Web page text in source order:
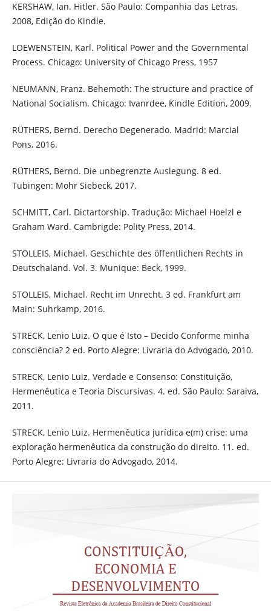
KERSHAW, Ian. Hitler. São Paulo: Companhia das Letras,
2008, Edição do Kindle.
LOEWENSTEIN, Karl. Political Power and the Governmental
Process. Chicago: University of Chicago Press, 1957
NEUMANN, Franz. Behemoth: The structure and practice of
National Socialism. Chicago: Ivanrdee, Kindle Edition, 2009.
RÜTHERS, Bernd. Derecho Degenerado. Madrid: Marcial
Pons, 2016.
RÜTHERS, Bernd. Die unbegrenzte Auslegung. 8 ed.
Tubingen: Mohr Siebeck, 2017.
SCHMITT, Carl. Dictartorship. Tradução: Michael Hoelzl e
Graham Ward. Cambrigde: Polity Press, 2014.
STOLLEIS, Michael. Geschichte des öffentlichen Rechts in
Deutschaland. Vol. 3. Munique: Beck, 1999.
STOLLEIS, Michael. Recht im Unrecht. 3 ed. Frankfurt am
Main: Suhrkamp, 2016.
STRECK, Lenio Luiz. O que é Isto – Decido Conforme minha
consciência? 2 ed. Porto Alegre: Livraria do Advogado, 2010.
STRECK, Lenio Luiz. Verdade e Consenso: Constituição,
Hermenêutica e Teoria Discursivas. 4. ed. São Paulo: Saraiva,
2011.
STRECK, Lenio Luiz. Hermenêutica jurídica e(m) crise: uma
exploração hermenêutica da construção do direito. 11. ed.
Porto Alegre: Livraria do Advogado, 2014.